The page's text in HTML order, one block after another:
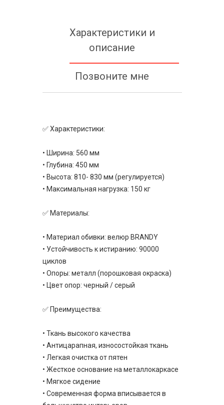
Характеристики и
описание
Позвоните мне
✅ Характеристики:
• Ширина: 560 мм
• Глубина: 450 мм
• Высота: 810- 830 мм (регулируется)
• Максимальная нагрузка: 150 кг
✅ Материалы:
• Материал обивки: велюр BRANDY
• Устойчивость к истиранию: 90000
циклов
• Опоры: металл (порошковая окраска)
• Цвет опор: черный / серый
✅ Преимущества:
• Ткань высокого качества
• Антицарапная, износостойкая ткань
• Легкая очистка от пятен
• Жесткое основание на металлокаркасе
• Мягкое сидение
• Современная форма вписывается в